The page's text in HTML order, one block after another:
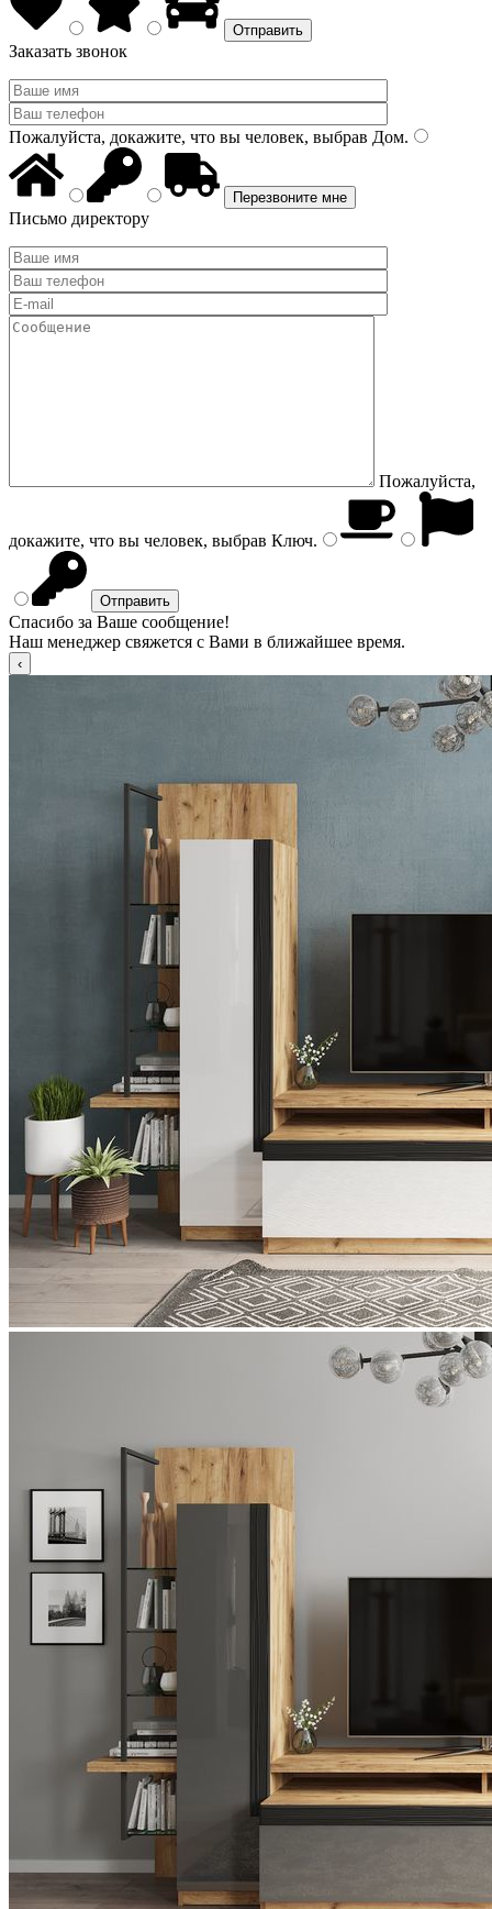
Заказать звонок
Пожалуйста, докажите, что вы человек, выбрав Дом.
Письмо директору
Пожалуйста,
докажите, что вы человек, выбрав Ключ.
Спасибо за Ваше сообщение!
Наш менеджер свяжется с Вами в ближайшее время.